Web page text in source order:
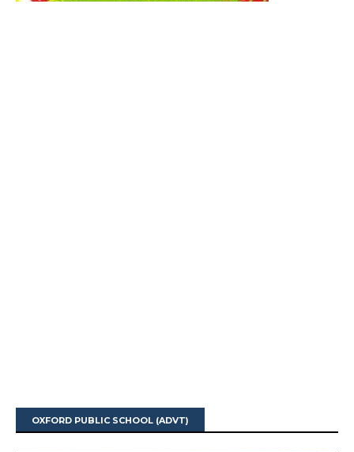
OXFORD PUBLIC SCHOOL (ADVT)